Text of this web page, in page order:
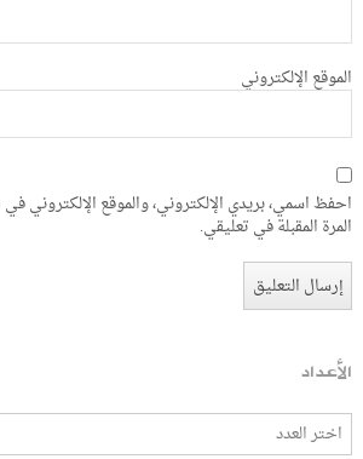
الموقع الإلكتروني
احفظ اسمي، بريدي الإلكتروني، والموقع الإلكتروني
المرة المقبلة في تعليقي.
الأعداد